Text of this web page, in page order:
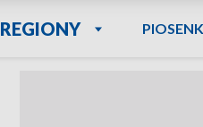
REGIONY